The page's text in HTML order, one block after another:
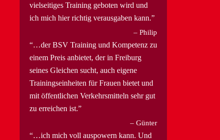
vielseitiges Training geboten wird und
ich mich hier richtig verausgaben kann.
Philip
…der BSV Training und Kompetenz zu
einem Preis anbietet, der in Freiburg
seines Gleichen sucht, auch eigene
Trainingseinheiten für Frauen bietet und
mit öffentlichen Verkehrsmitteln sehr gut
zu erreichen ist.
Günter
…ich mich voll auspowern kann. Und